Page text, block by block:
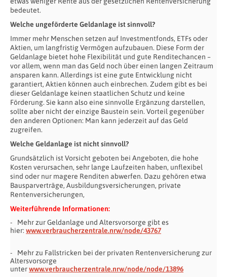
bedeutet.
Welche ungeförderte Geldanlage ist sinnvoll?
Immer mehr Menschen setzen auf Investmentfonds, ETFs oder
Aktien, um langfristig Vermögen aufzubauen. Diese Form der
Geldanlage bietet hohe Flexibilität und gute Renditechancen –
vor allem, wenn man das Geld noch über einen langen Zeitraum
ansparen kann. Allerdings ist eine gute Entwicklung nicht
garantiert, Aktien können auch einbrechen. Zudem gibt es bei
dieser Geldanlage keinen staatlichen Schutz und keine
Förderung. Sie kann also eine sinnvolle Ergänzung darstellen,
sollte aber nicht der einzige Baustein sein. Vorteil gegenüber
den anderen Optionen: Man kann jederzeit auf das Geld
zugreifen.
Welche Geldanlage ist nicht sinnvoll?
Grundsätzlich ist Vorsicht geboten bei Angeboten, die hohe
Kosten verursachen, sehr lange Laufzeiten haben, unflexibel
sind oder nur magere Renditen abwerfen. Dazu gehören etwa
Bausparverträge, Ausbildungsversicherungen, private
Rentenversicherungen,
Weiterführende Informationen:
Mehr zur Geldanlage und Altersvorsorge gibt es
hier: www.verbraucherzentrale.nrw/node/43767
Mehr zu Fallstricken bei der privaten Rentenversicherung zur
Altersvorsorge
unterwww.verbraucherzentrale.nrw/node/node/13896